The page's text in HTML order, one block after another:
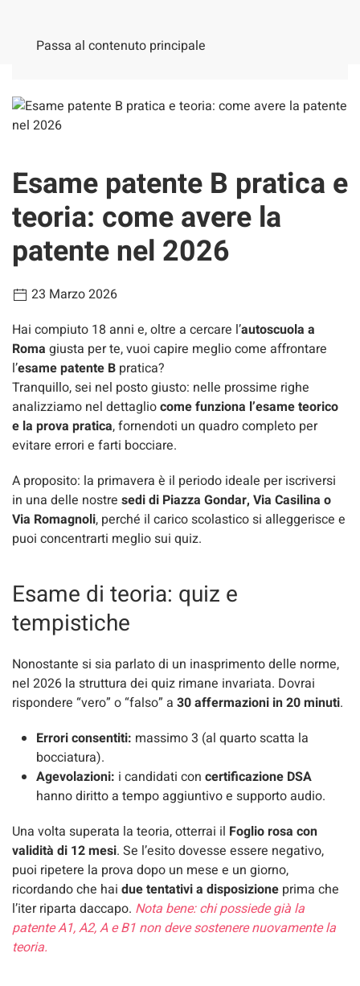
Passa al contenuto principale
Esame patente B pratica e
teoria: come avere la
patente nel 2026
23 Marzo 2026
Hai compiuto 18 anni e, oltre a cercare l’autoscuola a
Roma giusta per te, vuoi capire meglio come affrontare
l’esame patente B pratica?
Tranquillo, sei nel posto giusto: nelle prossime righe
analizziamo nel dettagliocome funziona l’esame teorico
e la prova pratica, fornendoti un quadro completo per
evitare errori e farti bocciare.
A proposito: la primavera è il periodo ideale per iscriversi
in una delle nostre sedi di Piazza Gondar, Via Casilina o
Via Romagnoli, perché il carico scolastico si alleggerisce e
puoi concentrarti meglio sui quiz.
Esame di teoria: quiz e
tempistiche
Nonostante si sia parlato di un inasprimento delle norme,
nel 2026 la struttura dei quiz rimane invariata. Dovrai
rispondere “vero” o “falso” a 30 affermazioni in 20 minuti.
Errori consentiti: massimo 3 (al quarto scatta la
bocciatura).
Agevolazioni: i candidati con certificazione DSA
hanno diritto a tempo aggiuntivo e supporto audio.
Una volta superata la teoria, otterrai il Foglio rosa con
validità di 12 mesi. Se l’esito dovesse essere negativo,
puoi ripetere la prova dopo un mese e un giorno,
ricordando che hai due tentativi a disposizione prima che
l’iter riparta daccapo. Nota bene: chi possiede già la
patente A1, A2, A e B1 non deve sostenere nuovamente la
teoria.